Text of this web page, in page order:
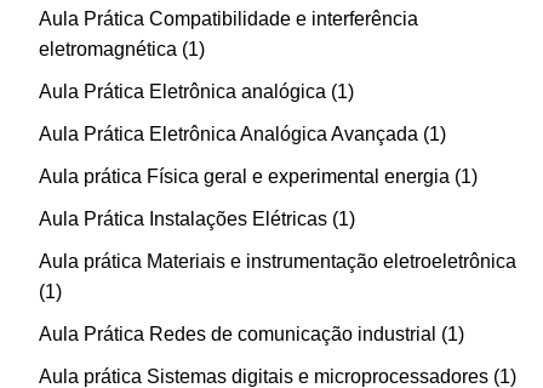
Aula Prática Compatibilidade e interferência
eletromagnética
1
Aula Prática Eletrônica analógica 1
Aula Prática Eletrônica Analógica Avançada 1
Aula prática Física geral e experimental energia 1
Aula Prática Instalações Elétricas 1
Aula prática Materiais e instrumentação eletroeletrônica
1
Aula Prática Redes de comunicação industrial 1
Aula prática Sistemas digitais e microprocessadores 1